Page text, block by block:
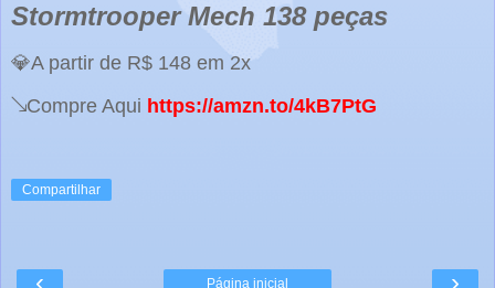
Stormtrooper Mech 138 peças
💎A partir de R$ 148 em 2x
↘️Compre Aqui https://amzn.to/4kB7PtG
Compartilhar
‹ ›
Página inicial